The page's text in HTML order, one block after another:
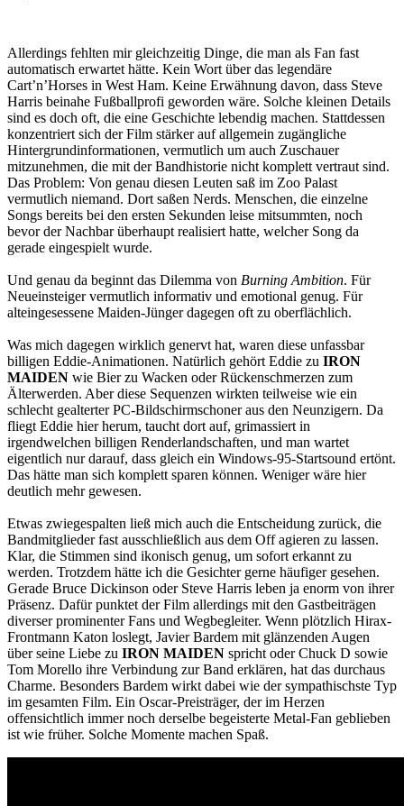
Allerdings fehlten mir gleichzeitig Dinge, die man als Fan fast
automatisch erwartet hätte. Kein Wort über das legendäre
Cart’n’Horses in West Ham. Keine Erwähnung davon, dass Steve
Harris beinahe Fußballprofi geworden wäre. Solche kleinen Details
sind es doch oft, die eine Geschichte lebendig machen. Stattdessen
konzentriert sich der Film stärker auf allgemein zugängliche
Hintergrundinformationen, vermutlich um auch Zuschauer
mitzunehmen, die mit der Bandhistorie nicht komplett vertraut sind.
Das Problem: Von genau diesen Leuten saß im Zoo Palast
vermutlich niemand. Dort saßen Nerds. Menschen, die einzelne
Songs bereits bei den ersten Sekunden leise mitsummten, noch
bevor der Nachbar überhaupt realisiert hatte, welcher Song da
gerade eingespielt wurde.
Und genau da beginnt das Dilemma von Burning Ambition. Für
Neueinsteiger vermutlich informativ und emotional genug. Für
alteingesessene Maiden-Jünger dagegen oft zu oberflächlich.
Was mich dagegen wirklich genervt hat, waren diese unfassbar
billigen Eddie-Animationen. Natürlich gehört Eddie zu IRON
MAIDEN wie Bier zu Wacken oder Rückenschmerzen zum
Älterwerden. Aber diese Sequenzen wirkten teilweise wie ein
schlecht gealterter PC-Bildschirmschoner aus den Neunzigern. Da
fliegt Eddie hier herum, taucht dort auf, grimassiert in
irgendwelchen billigen Renderlandschaften, und man wartet
eigentlich nur darauf, dass gleich ein Windows-95-Startsound ertönt.
Das hätte man sich komplett sparen können. Weniger wäre hier
deutlich mehr gewesen.
Etwas zwiegespalten ließ mich auch die Entscheidung zurück, die
Bandmitglieder fast ausschließlich aus dem Off agieren zu lassen.
Klar, die Stimmen sind ikonisch genug, um sofort erkannt zu
werden. Trotzdem hätte ich die Gesichter gerne häufiger gesehen.
Gerade Bruce Dickinson oder Steve Harris leben ja enorm von ihrer
Präsenz. Dafür punktet der Film allerdings mit den Gastbeiträgen
diverser prominenter Fans und Wegbegleiter. Wenn plötzlich Hirax-
Frontmann Katon loslegt, Javier Bardem mit glänzenden Augen
über seine Liebe zu IRON MAIDEN spricht oder Chuck D sowie
Tom Morello ihre Verbindung zur Band erklären, hat das durchaus
Charme. Besonders Bardem wirkt dabei wie der sympathischste Typ
im gesamten Film. Ein Oscar-Preisträger, der im Herzen
offensichtlich immer noch derselbe begeisterte Metal-Fan geblieben
ist wie früher. Solche Momente machen Spaß.